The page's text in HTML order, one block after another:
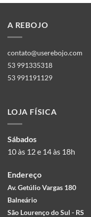
A REBOJO
contato@userebojo.com
53 991335318
53 991191129
LOJA FÍSICA
Sábados
10 às 12 e 14 às 18h
Endereço
Av. Getúlio Vargas 180
Balneário
São Lourenço do Sul - RS